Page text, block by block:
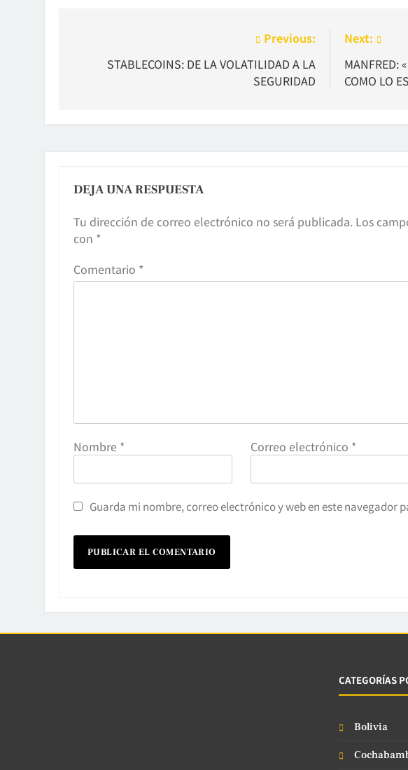
Previous:
STABLECOINS: DE LA VOLATILIDAD A LA
SEGURIDAD
Next:
MANFRED:
COMO LO
DEJA UNA RESPUESTA
Tu dirección de correo electrónico no será publicada. Los
con *
Comentario *
Nombre * Correo electrónico *
Guarda mi nombre, correo electrónico y web en este navegador
CATEGORÍAS
Bolivia